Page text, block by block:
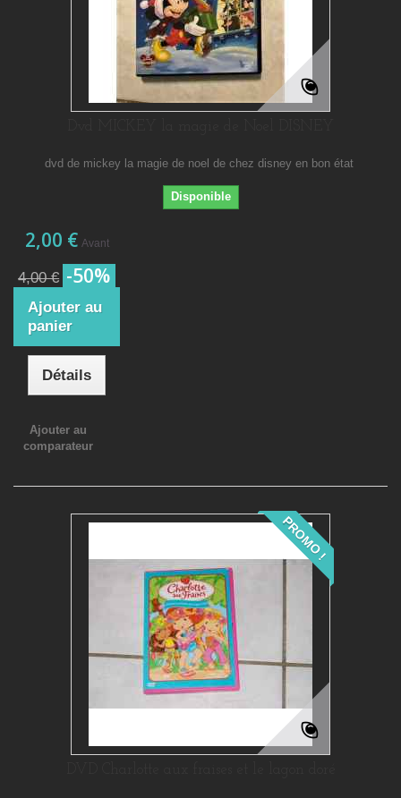
dvd de mickey la magie de noel de chez disney en bon état
Disponible
2,00 € Avant
4,00 € -50%
Ajouter au
panier
Détails
Ajouter au
comparateur
PROMO !